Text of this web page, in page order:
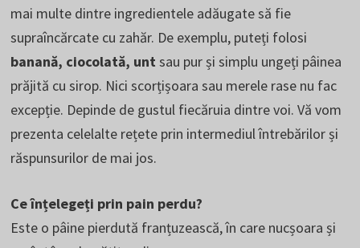
mai multe dintre ingredientele adăugate să fie
supraîncărcate cu zahăr. De exemplu, puteți folosi
banană, ciocolată, unt sau pur și simplu ungeți pâinea
prăjită cu sirop. Nici scorțișoara sau merele rase nu fac
excepție. Depinde de gustul fiecăruia dintre voi. Vă vom
prezenta celelalte rețete prin intermediul întrebărilor și
răspunsurilor de mai jos.
Ce înțelegeți prin pain perdu?
Este o pâine pierdută franțuzească, în care nucșoara și